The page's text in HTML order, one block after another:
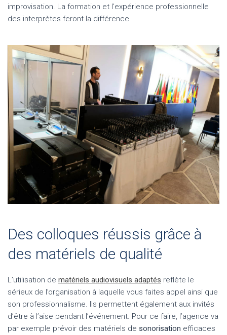
improvisation. La formation et l’expérience professionnelle
des interprètes feront la différence.
Des colloques réussis grâce à
des matériels de qualité
L’utilisation de matériels audiovisuels adaptés reflète le
sérieux de l’organisation à laquelle vous faites appel ainsi que
son professionnalisme. Ils permettent également aux invités
d’être à l’aise pendant l’événement. Pour ce faire, l’agence va
par exemple prévoir des matériels de sonorisation efficaces